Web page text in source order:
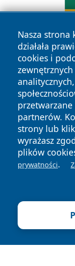
Nasza strona
działała
cookies i
partnerów.
strony lub
wyrażasz
plików
prywatności.
Copyright © 2026
zastrzeżone.
News Autorzy